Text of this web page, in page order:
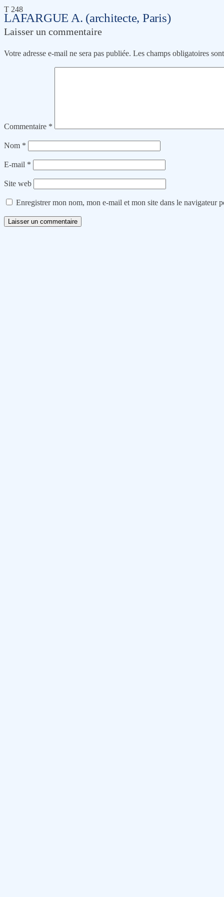
LAFARGUE A. (architecte, Paris)
T 248
Laisser un commentaire
Votre adresse e-mail ne sera pas publiée. Les champs obligatoires
Commentaire *
Nom *
E-mail *
Site web
Enregistrer mon nom, mon e-mail et mon site dans le navigateur